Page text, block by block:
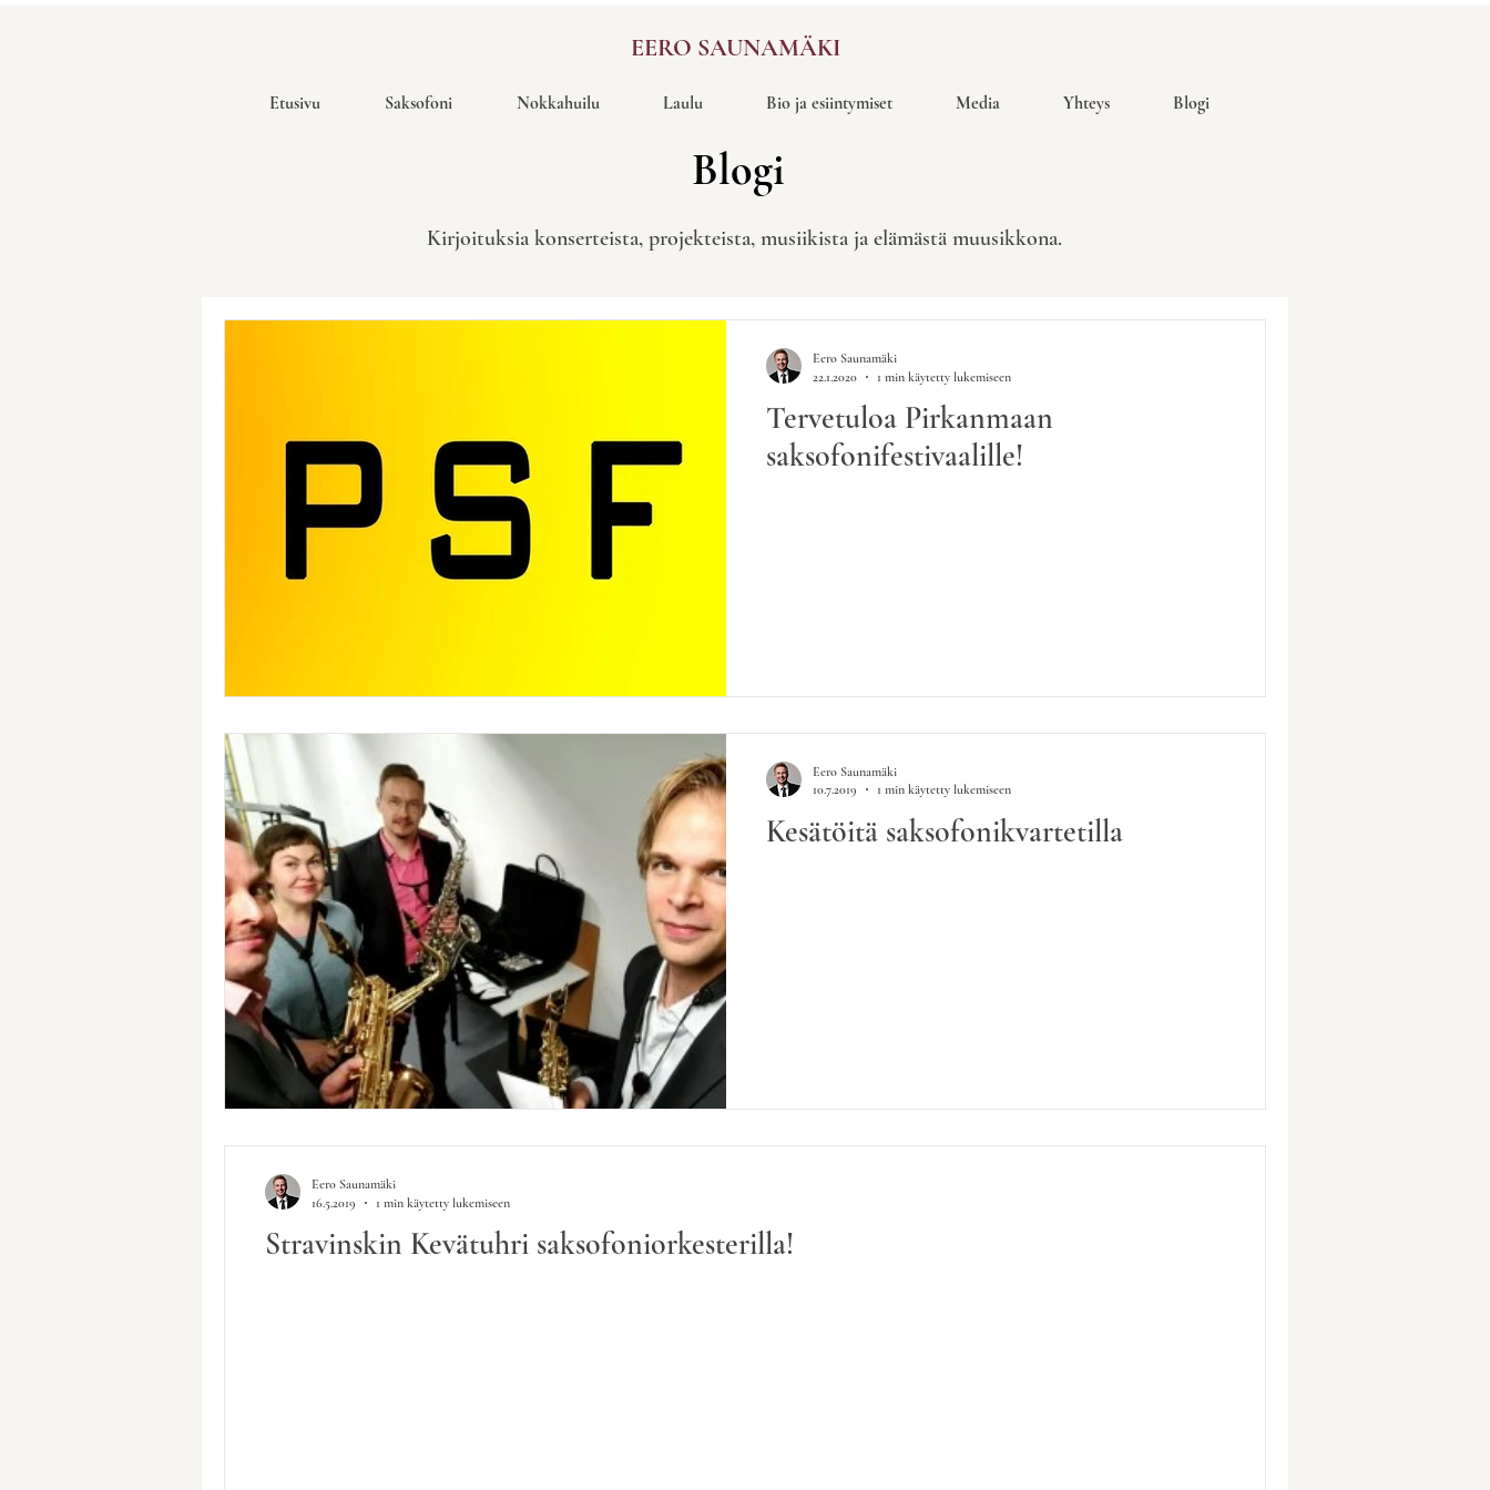
EERO SAUNAMÄKI
Etusivu Saksofoni Nokkahuilu Laulu Bio ja esiintymiset Media Yhteys Blogi
Blogi
Kirjoituksia konserteista, projekteista, musiikista ja elämästä muusikkona.
Tervetuloa Pirkanmaan
saksofonifestivaalille!
Eero Saunamäki
22.1.2020
1 min käytetty lukemiseen
Kesätöitä saksofonikvartetilla
Eero Saunamäki
10.7.2019
1 min käytetty lukemiseen
Stravinskin Kevätuhri saksofoniorkesterilla!
Eero Saunamäki
16.5.2019
1 min käytetty lukemiseen